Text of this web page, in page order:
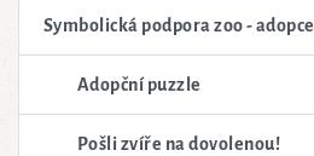
Symbolická podpora zoo - adopce
Adopční puzzle
Pošli zvíře na dovolenou!